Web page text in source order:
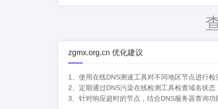
zgmx.org.cn 优化建议
1、使用在线DNS测速工具对不同地区节点进行
2、定期通过DNS污染在线检测工具检查域名状
3、针对响应超时的节点，结合DNS服务器查询